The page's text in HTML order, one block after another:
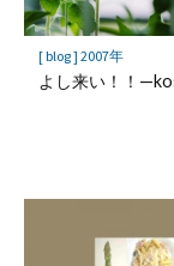
[ blog ] 2007年
よし来い！！